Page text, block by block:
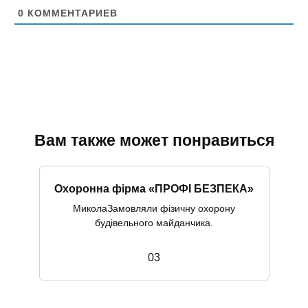
0 КОММЕНТАРИЕВ
Вам также может понравиться
Охоронна фірма «ПРОФІ БЕЗПЕКА»
МиколаЗамовляли фізичну охорону
будівельного майданчика.
03